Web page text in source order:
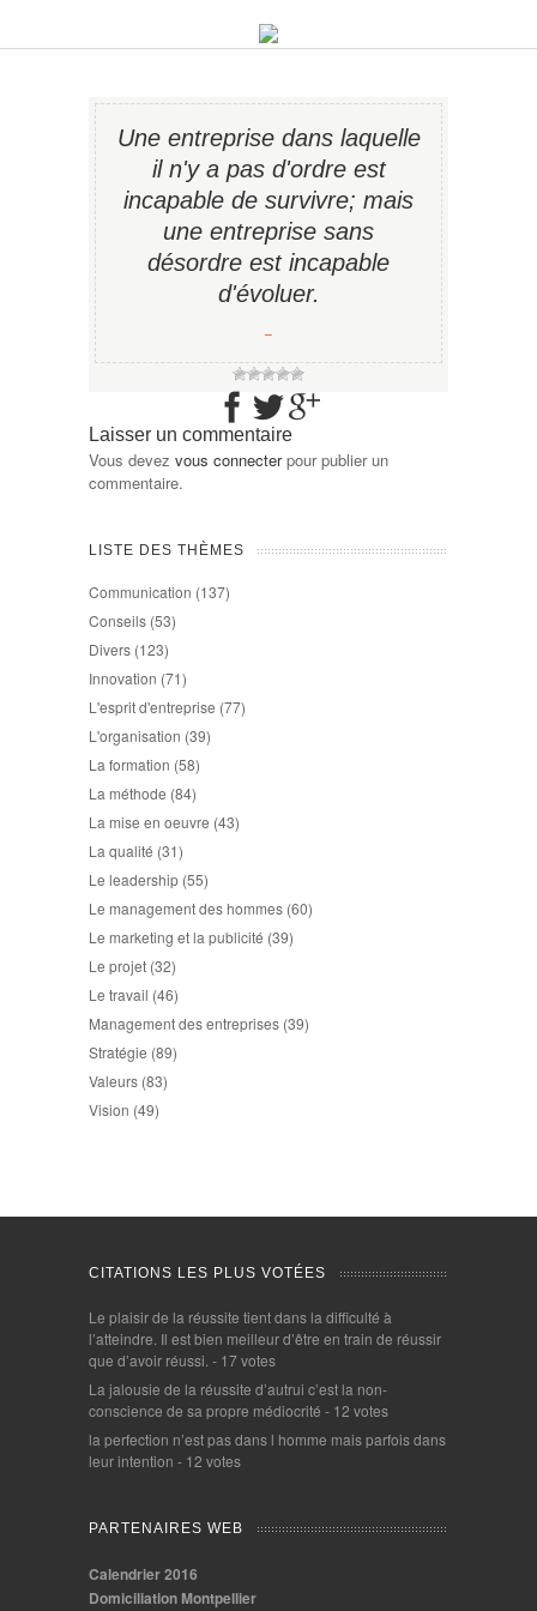
Une entreprise dans laquelle
il n'y a pas d'ordre est
incapable de survivre; mais
une entreprise sans
désordre est incapable
d'évoluer.
−
Laisser un commentaire
Vous devez vous connecterpour publier un
commentaire.
LISTE DES THÈMES
Communication (137)
Conseils (53)
Divers (123)
Innovation (71)
L'esprit d'entreprise (77)
L'organisation (39)
La formation (58)
La méthode (84)
La mise en oeuvre (43)
La qualité (31)
Le leadership (55)
Le management des hommes (60)
Le marketing et la publicité (39)
Le projet (32)
Le travail (46)
Management des entreprises (39)
Stratégie (89)
Valeurs (83)
Vision (49)
CITATIONS LES PLUS VOTÉES
Le plaisir de la réussite tient dans la difficulté à
l’atteindre. Il est bien meilleur d’être en train de réussir
que d’avoir réussi. - 17 votes
La jalousie de la réussite d’autrui c’est la non-
conscience de sa propre médiocrité - 12 votes
la perfection n’est pas dans l homme mais parfois dans
leur intention - 12 votes
PARTENAIRES WEB
Calendrier 2016
Domiciliation Montpellier